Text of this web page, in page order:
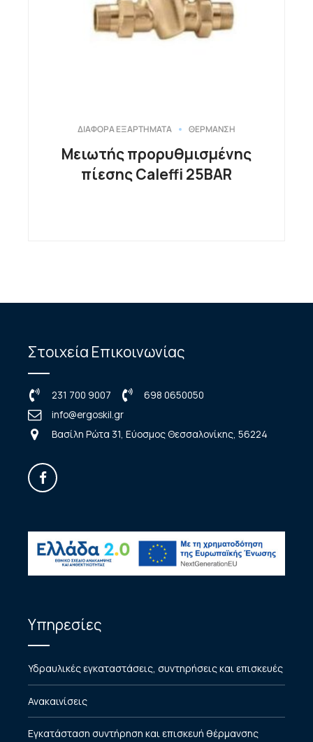
ΔΙΑΦΟΡΑ ΕΞΑΡΤΗΜΑΤΑ ΘΕΡΜΑΝΣΗ
Μειωτής προρυθμισμένης
πίεσης Caleffi 25BAR
Στοιχεία Επικοινωνίας
231 700 9007
698 0650050
info@ergoskil.gr
Βασίλη Ρώτα 31, Εύοσμος Θεσσαλονίκης, 56224
Υπηρεσίες
Υδραυλικές εγκαταστάσεις, συντηρήσεις και επισκευές
Ανακαινίσεις
Εγκατάσταση συντήρηση και επισκευή θέρμανσης